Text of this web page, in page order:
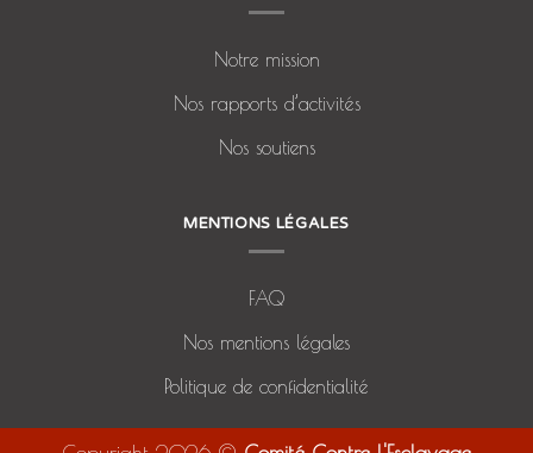
Notre mission
Nos rapports d’activités
Nos soutiens
MENTIONS LÉGALES
FAQ
Nos mentions légales
Politique de confidentialité